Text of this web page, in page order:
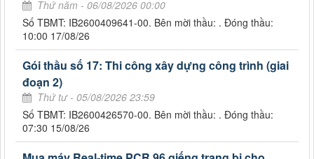
Thứ năm - 06/08/2026 00:00
Số TBMT: IB2600409641-00. Bên mời thầu: . Đóng thầu:
10:00 17/08/26
Gói thầu số 17: Thi công xây dựng công trình (giai
đoạn 2)
Thứ tư - 05/08/2026 23:59
Số TBMT: IB2600426570-00. Bên mời thầu: . Đóng thầu:
07:30 15/08/26